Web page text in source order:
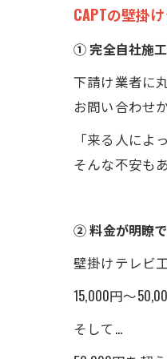
CAPTの壁掛
① 完全自社施
下請け業者に
お問い合わせ
「来る人によ
そんな不安も
② 料金が明瞭で
壁掛けテレビ
15,000円〜
そして…